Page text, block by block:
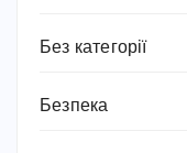
Без категорії
Безпека